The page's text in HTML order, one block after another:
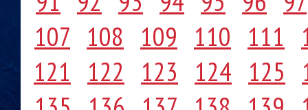
107 108 109 110 111
121 122 123 124 125